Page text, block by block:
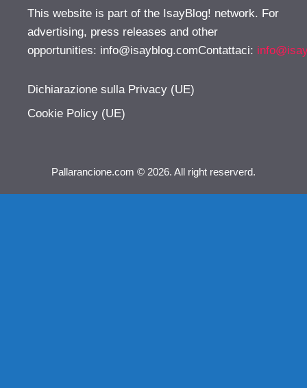
This website is part of the IsayBlog! network. For
advertising, press releases and other
opportunities: info@isayblog.comContattaci:
Dichiarazione sulla Privacy (UE)
Cookie Policy (UE)
Pallarancione.com © 2026. All right reserverd.